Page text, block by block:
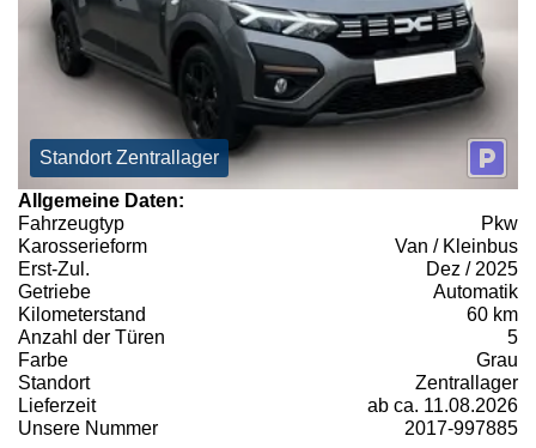
Standort Zentrallager
Allgemeine Daten:
Fahrzeugtyp
Pkw
Karosserieform
Van / Kleinbus
Erst-Zul.
Dez / 2025
Getriebe
Automatik
Kilometerstand
60 km
Anzahl der Türen
5
Farbe
Grau
Standort
Zentrallager
Lieferzeit
ab ca. 11.08.2026
Unsere Nummer
2017-997885